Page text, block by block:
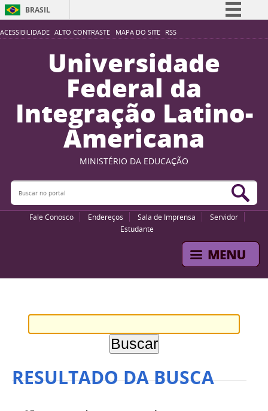
ACESSIBILIDADE ALTO CONTRASTE MAPA DO SITE RSS
BRASIL
Simplifique!
Participe
Acesso à informação
Legislação
Canais
Universidade
Federal da
Integração Latino-
Americana
MINISTÉRIO DA EDUCAÇÃO
Buscar no portal
Fale Conosco Endereços Sala de Imprensa
Servidor
Estudante
RESULTADO DA BUSCA